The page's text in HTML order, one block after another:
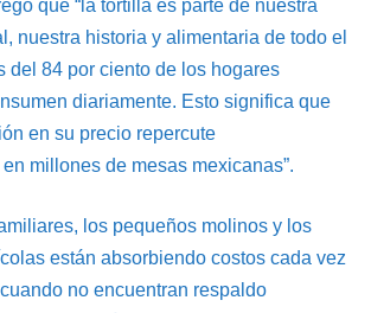
que “la tortilla es parte de nuestra
nuestra historia y alimentaria de todo el
del 84 por ciento de los hogares
diariamente. Esto significa que
en su precio repercute
millones de mesas mexicanas”.
los pequeños molinos y los
están absorbiendo costos cada vez
no encuentran respaldo